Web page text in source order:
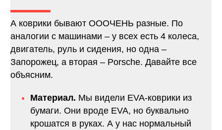
А коврики бывают ОООЧЕНЬ разные. По
аналогии с машинами – у всех есть 4 колеса,
двигатель, руль и сидения, но одна –
Запорожец, а вторая – Porsche. Давайте все
объясним.
Материал. Мы видели EVA-коврики из
бумаги. Они вроде EVA, но буквально
крошатся в руках. А у нас нормальный